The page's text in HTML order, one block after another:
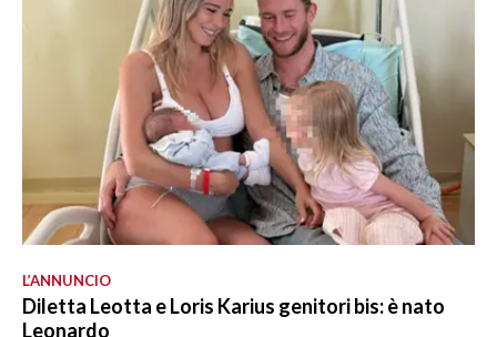
L’ANNUNCIO
Diletta Leotta e Loris Karius genitori bis: è nato
Leonardo